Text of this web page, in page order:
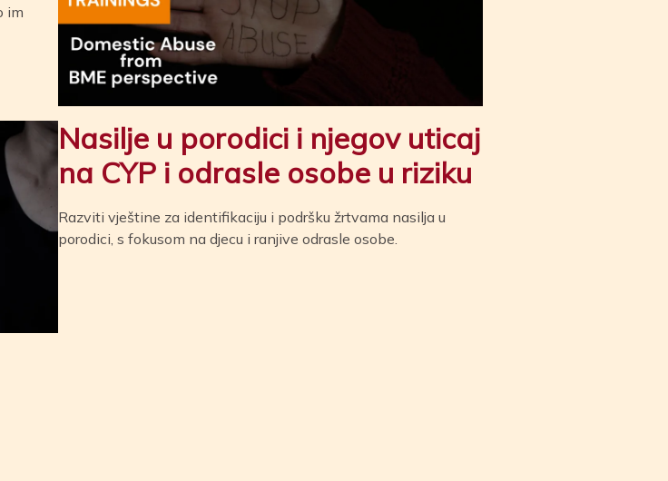
im
Nasilje u porodici i njegov uticaj
na CYP i odrasle osobe u riziku
Razviti vještine za identifikaciju i podršku žrtvama nasilja u
porodici, s fokusom na djecu i ranjive odrasle osobe.